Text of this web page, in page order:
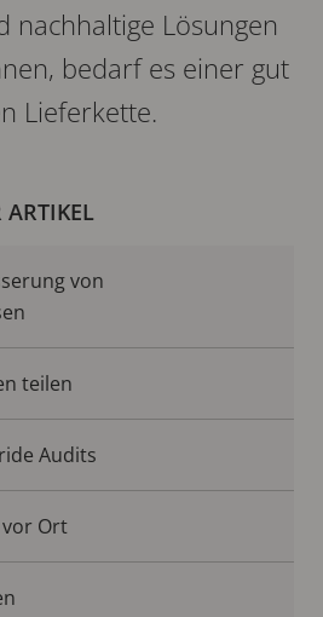
nachhaltige Lösungen
bedarf es einer gut
Lieferkette.
ARTIKEL
von
teilen
Audits
Ort